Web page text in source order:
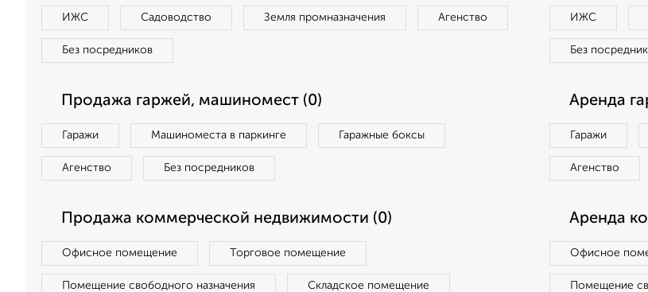
ИЖС Садоводство Земля промназначения Агенство
Без посредников
ИЖС
Без
Продажа гаржей, машиномест (0)
Гаражи Машиноместа в паркинге Гаражные боксы
Агенство Без посредников
Аренда
Гаражи
Агенство
Продажа коммерческой недвижимости (0)
Офисное помещение Торговое помещение
Помещение свободного назначения Складское помещение
Аренда
Офисное
Помещение